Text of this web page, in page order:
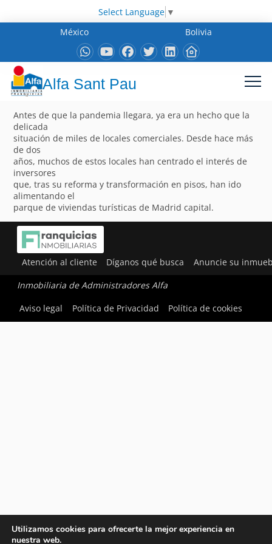
Select Language ▼
México
Bolivia
Alfa Sant Pau
Antes de que la pandemia llegara, ya era un hecho que la
delicada
situación de miles de locales comerciales. Desde hace más
de dos
años, muchos de estos locales han centrado el interés de
inversores
que, tras su reforma y transformación en pisos, han ido
alimentando el
parque de viviendas turísticas de Madrid capital.
Atención al cliente Díganos qué busca Anuncie su
Inmobiliaria de Administradores Alfa
Aviso legal
Política de Privacidad Política de cookies
Utilizamos cookies para ofrecerte la mejor experiencia en
nuestra web.